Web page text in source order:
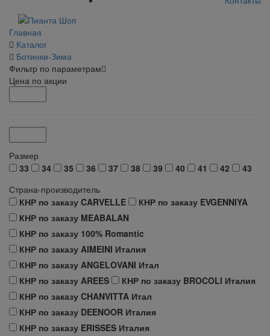
Главная
Каталог
Ботинки-Зима
Фильтр по параметрам
Цена по акции
Размер
33
34 35 36 37 38 39 40 41 42
43
Страна-производитель
КНР по заказу CARVELLE
КНР по заказу EVGENNIYA
КНР по заказу MEABALAN
КНР по заказу 100% Romantic
КНР по заказу AIMEINI Италия
КНР по заказу ANGELOVANI Итал
КНР по заказу AREES
КНР по заказу BROCOLI Италия
КНР по заказу CHANVITTA Итал
КНР по заказу DEENOOR Италия
КНР по заказу ERISSES Италия